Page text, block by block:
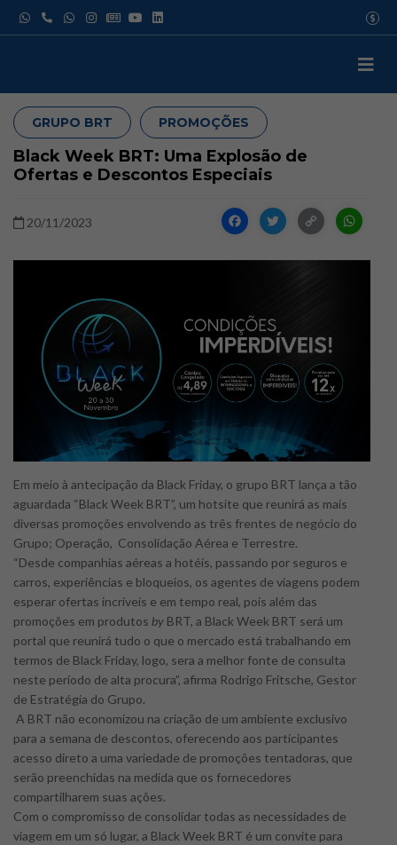
para
GRUPO BRT PROMOÇÕES
Black Week BRT: Uma Explosão de
Ofertas e Descontos Especiais
20/11/2023 Facebook
Twitter
Copy
Link
Em meio à antecipação da Black Friday, o grupo BRT lança a tão
aguardada “Black Week BRT”, um hotsite que reunirá as mais
diversas promoções envolvendo as três frentes de negócio do
Grupo; Operação, Consolidação Aérea e Terrestre.
“Desde companhias aéreas a hotéis, passando por seguros e
carros, experiências e bloqueios, os agentes de viagens podem
esperar ofertas incríveis e em tempo real, pois além das
promoções em produtos by BRT, a Black Week BRT será um
portal que reunirá tudo o que o mercado está trabalhando em
termos de Black Friday, logo, sera a melhor fonte de consulta
neste período de alta procura”, afirma Rodrigo Fritsche, Gestor
de Estratégia do Grupo.
A BRT não economizou na criação de um ambiente exclusivo
para a semana de descontos, oferecendo aos participantes
acesso direto a uma variedade de promoções tentadoras, que
serão preenchidas na medida que os fornecedores
compartilharem suas ações.
Com o compromisso de consolidar todas as necessidades de
viagem em um só lugar, a Black Week BRT é um convite para